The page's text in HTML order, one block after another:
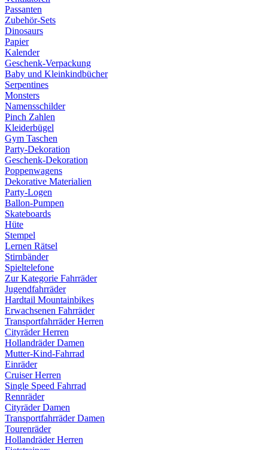
Passanten
Zubehör-Sets
Dinosaurs
Papier
Kalender
Geschenk-Verpackung
Baby und Kleinkindbücher
Serpentines
Monsters
Namensschilder
Pinch Zahlen
Kleiderbügel
Gym Taschen
Party-Dekoration
Geschenk-Dekoration
Poppenwagens
Dekorative Materialien
Party-Logen
Ballon-Pumpen
Skateboards
Hüte
Stempel
Lernen Rätsel
Stirnbänder
Spieltelefone
Zur Kategorie Fahrräder
Jugendfahrräder
Hardtail Mountainbikes
Erwachsenen Fahrräder
Transportfahrräder Herren
Cityräder Herren
Hollandräder Damen
Mutter-Kind-Fahrrad
Einräder
Cruiser Herren
Single Speed Fahrrad
Rennräder
Cityräder Damen
Transportfahrräder Damen
Tourenräder
Hollandräder Herren